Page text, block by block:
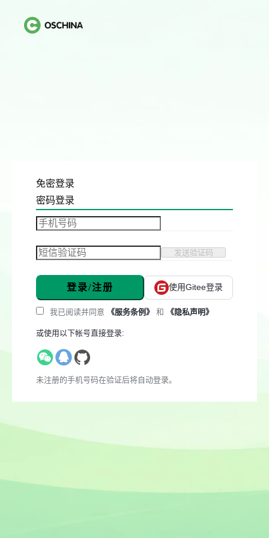
免密登录
密码登录
发送验证码
登录/注册 使用Gitee登录
我已阅读并同意 《服务条例》 和 《隐私声明》
或使用以下帐号直接登录:
未注册的手机号码在验证后将自动登录。